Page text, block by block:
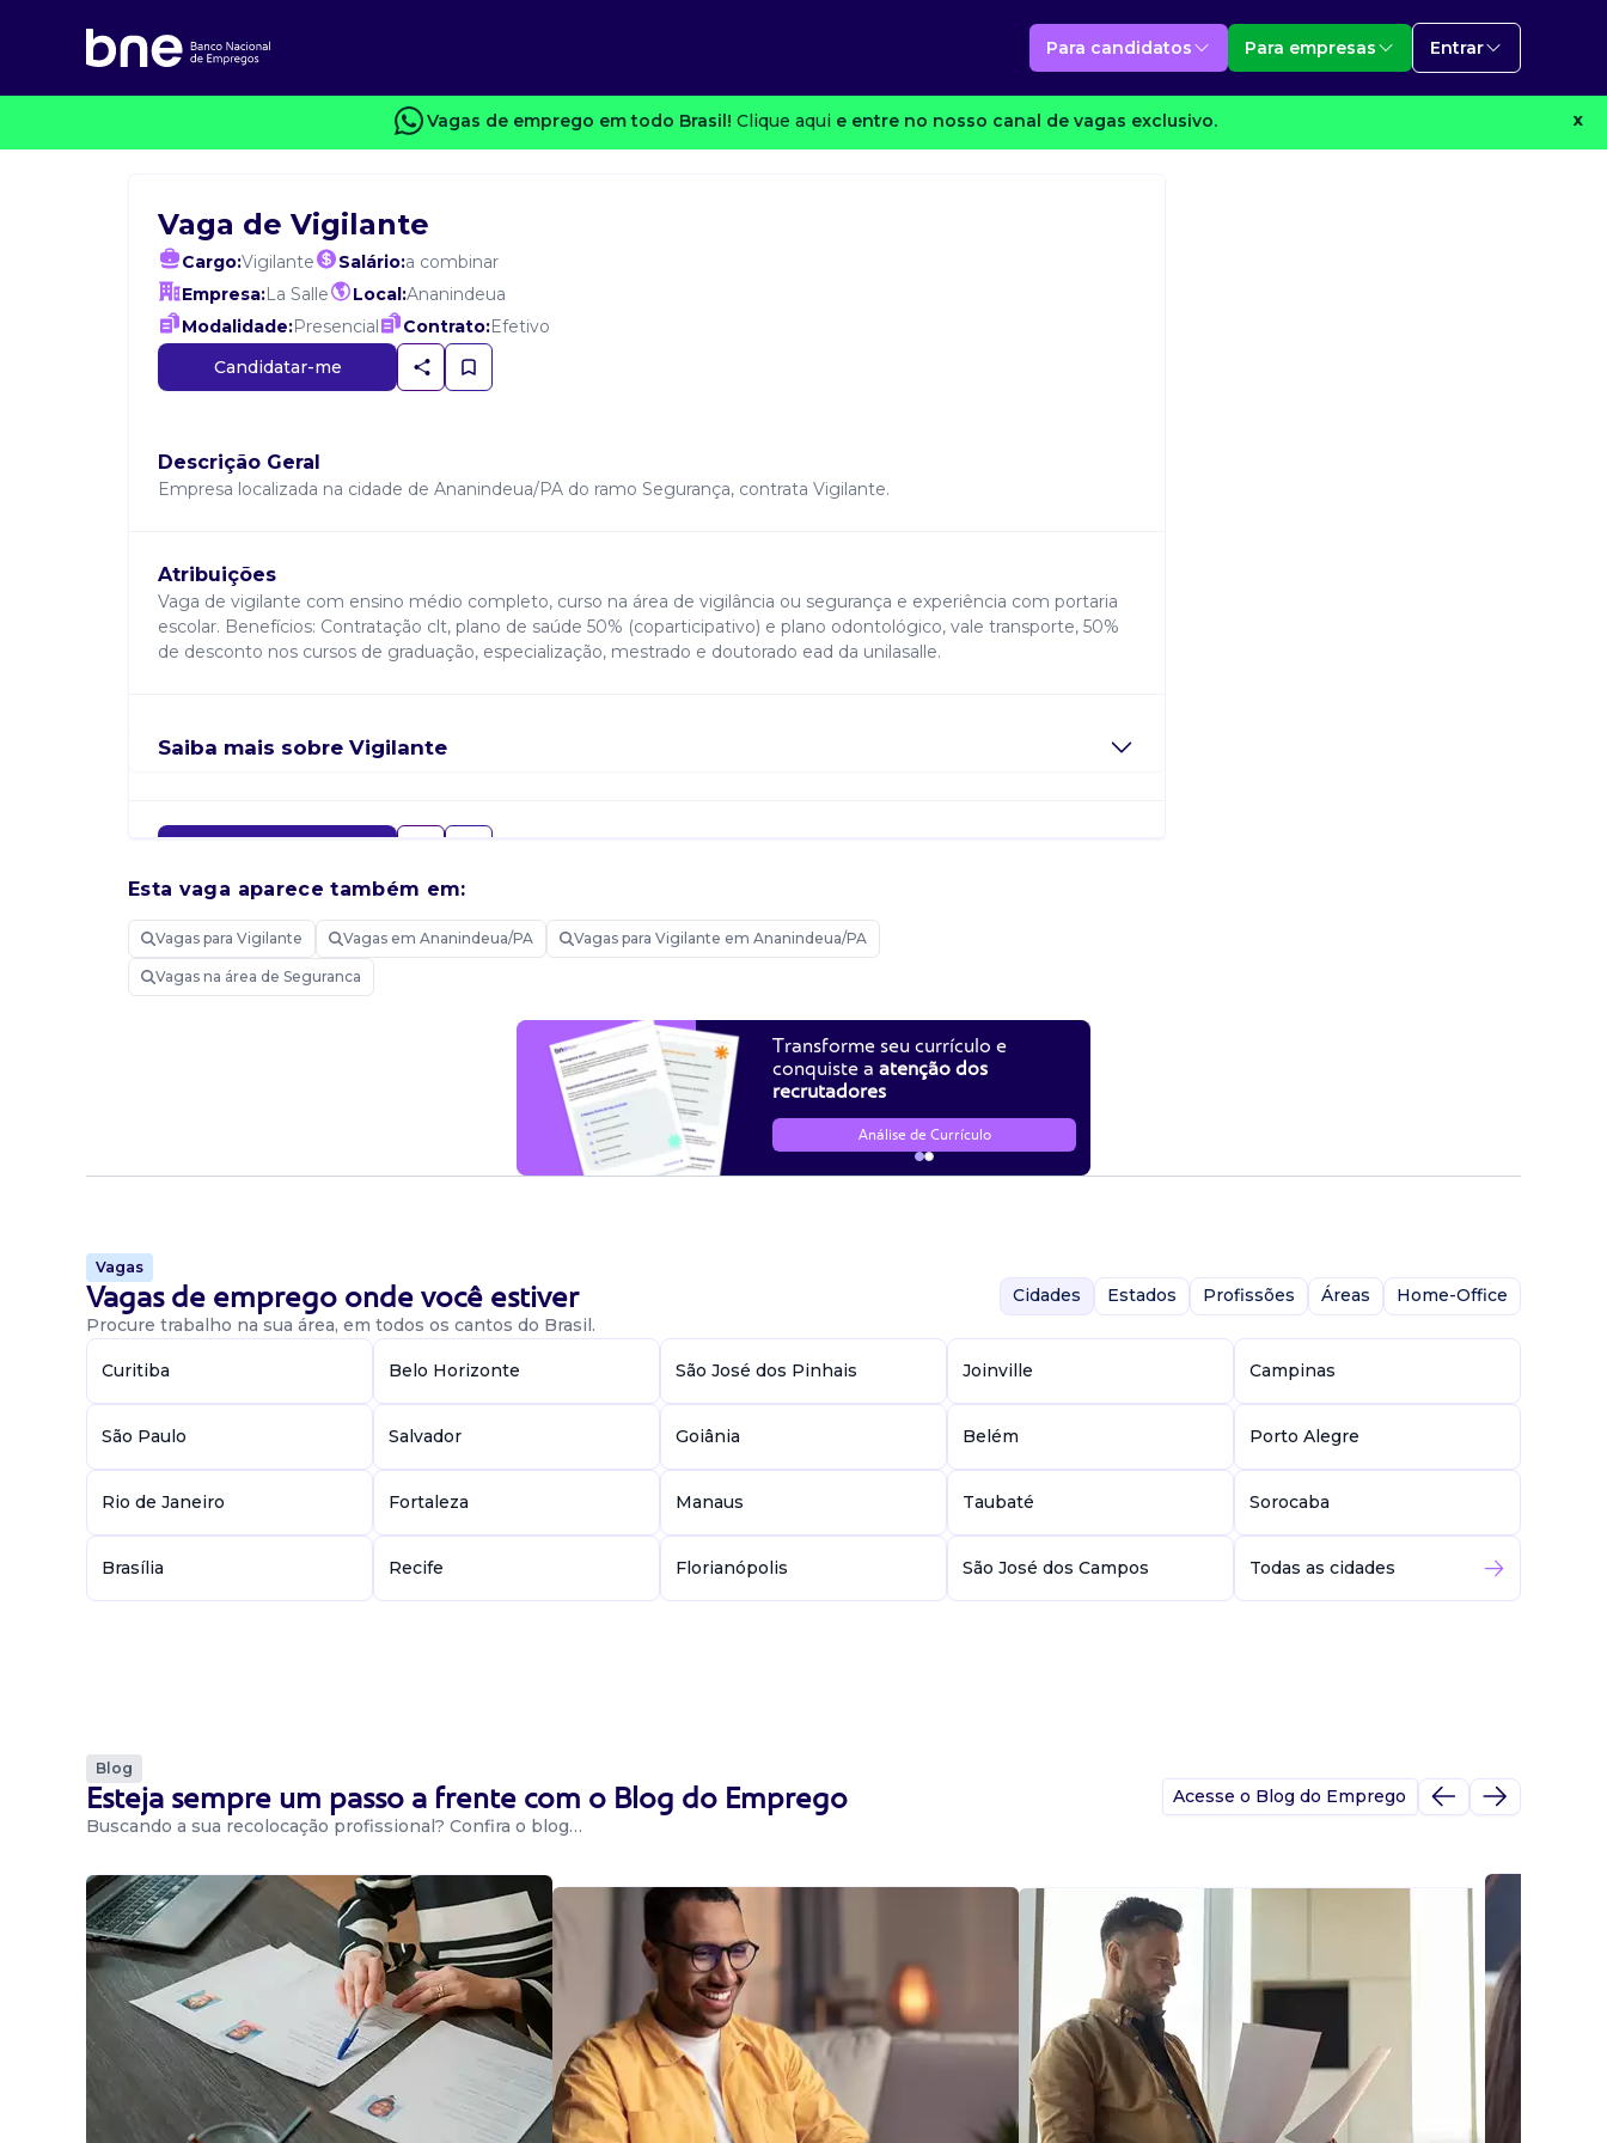
Para candidatos Para empresas Entrar
Vagas de emprego em todo Brasil! Clique aqui e entre no nosso canal de vagas exclusivo. X
Vaga de Vigilante
Cargo:Vigilante Salário:a combinar
Empresa:La Salle Local:Ananindeua
Modalidade:Presencial Contrato:Efetivo
Candidatar-me
Descrição Geral
Empresa localizada na cidade de Ananindeua/PA do ramo Segurança, contrata Vigilante.
Atribuições
Vaga de vigilante com ensino médio completo, curso na área de vigilância ou segurança e experiência com portaria
escolar. Benefícios: Contratação clt, plano de saúde 50% (coparticipativo) e plano odontológico, vale transporte, 50%
de desconto nos cursos de graduação, especialização, mestrado e doutorado ead da unilasalle.
Saiba mais sobre Vigilante
Esta vaga aparece também em:
Vagas para Vigilante Vagas em Ananindeua/PA Vagas para Vigilante em Ananindeua/PA
Vagas na área de Seguranca
Transforme seu currículo e
conquiste a atenção dos
recrutadores
Análise de Currículo
Vagas
Vagas de emprego onde você estiver
Procure trabalho na sua área, em todos os cantos do Brasil.
Cidades Estados Profissões Áreas Home-Office
Curitiba Belo Horizonte São José dos Pinhais Joinville Campinas
São Paulo Salvador Goiânia Belém Porto Alegre
Rio de Janeiro Fortaleza Manaus Taubaté Sorocaba
Brasília Recife Florianópolis São José dos Campos Todas as cidades
Blog
Esteja sempre um passo a frente com o Blog do Emprego
Buscando a sua recolocação profissional? Confira o blog…
Acesse o Blog do Emprego